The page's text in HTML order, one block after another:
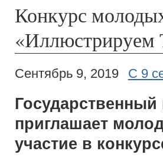
Конкурс
«Иллюстрируем
Сентябрь 9, 2019 С 9
приглашает
участие в